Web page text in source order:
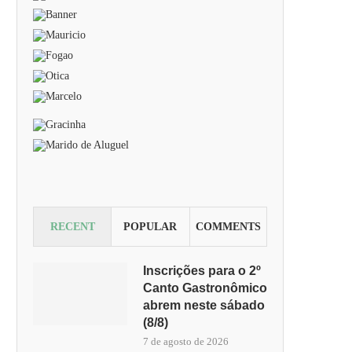
RECENT POPULAR COMMENTS
Inscrições para o 2º
Canto Gastronômico
abrem neste sábado
(8/8)
7 de agosto de 2026